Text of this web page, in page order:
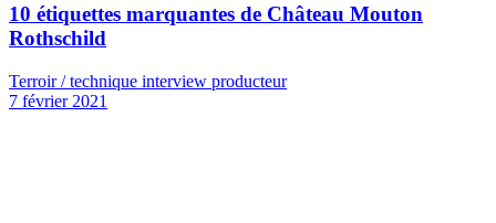
10 étiquettes marquantes de Château Mouton
Rothschild
Terroir / technique interview producteur
7 février 2021